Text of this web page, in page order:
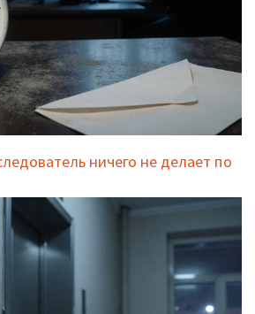
ничего не делает по